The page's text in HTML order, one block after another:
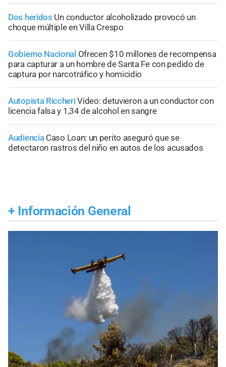
Dos heridos Un conductor alcoholizado provocó un
choque múltiple en Villa Crespo
Gobierno Nacional Ofrecen $10 millones de recompensa
para capturar a un hombre de Santa Fe con pedido de
captura por narcotráfico y homicidio
Autopista RiccheriVideo: detuvieron a un conductor con
licencia falsa y 1,34 de alcohol en sangre
Audiencia Caso Loan: un perito aseguró que se
detectaron rastros del niño en autos de los acusados
+ Información General